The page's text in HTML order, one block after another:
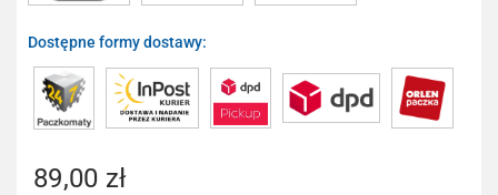
Dostępne formy dostawy:
89,00 zł